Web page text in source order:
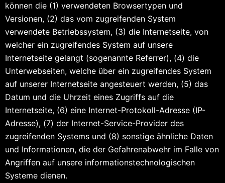
können die (1) verwendeten Browsertypen und
Versionen, (2) das vom zugreifenden System
verwendete Betriebssystem, (3) die Internetseite, von
welcher ein zugreifendes System auf unsere
Internetseite gelangt (sogenannte Referrer), (4) die
Unterwebseiten, welche über ein zugreifendes System
auf unserer Internetseite angesteuert werden, (5) das
Datum und die Uhrzeit eines Zugriffs auf die
Internetseite, (6) eine Internet-Protokoll-Adresse (IP-
Adresse), (7) der Internet-Service-Provider des
zugreifenden Systems und (8) sonstige ähnliche Daten
und Informationen, die der Gefahrenabwehr im Falle von
Angriffen auf unsere informationstechnologischen
Systeme dienen.